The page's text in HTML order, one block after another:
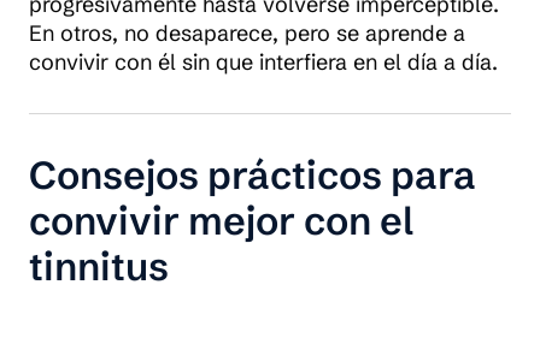
En otros, no desaparece, pero se aprende a
convivir con él sin que interfiera en el día a día.
Consejos prácticos para
convivir mejor con el
tinnitus